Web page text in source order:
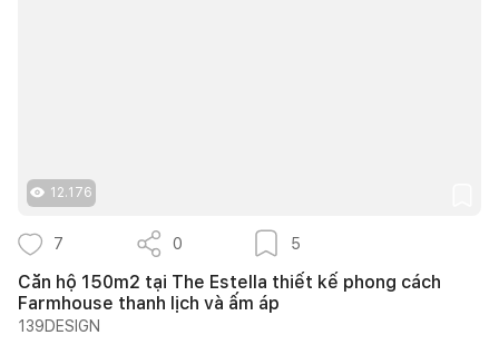
12.176
7 0 5
Căn hộ 150m2 tại The Estella thiết kế phong cách
Farmhouse thanh lịch và ấm áp
139DESIGN